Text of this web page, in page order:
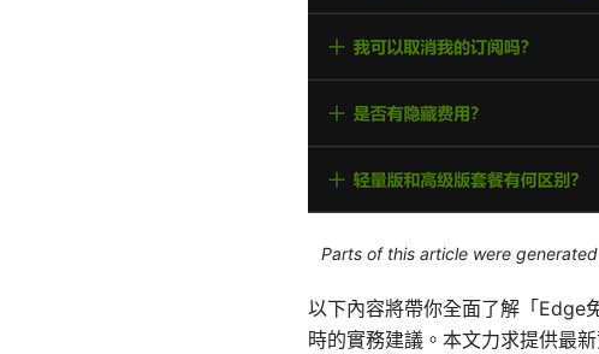
Parts of this article were
以下內容將帶你全面了解「Edge
時的實務建議。本文力求提供最